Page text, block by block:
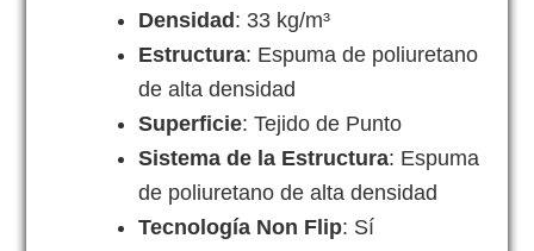
Densidad : 33 kg/m³
Estructura: Espuma de poliuretano
de alta densidad
Superficie: Tejido de Punto
Sistema de la Estructura: Espuma
de poliuretano de alta densidad
Tecnología Non Flip: Sí